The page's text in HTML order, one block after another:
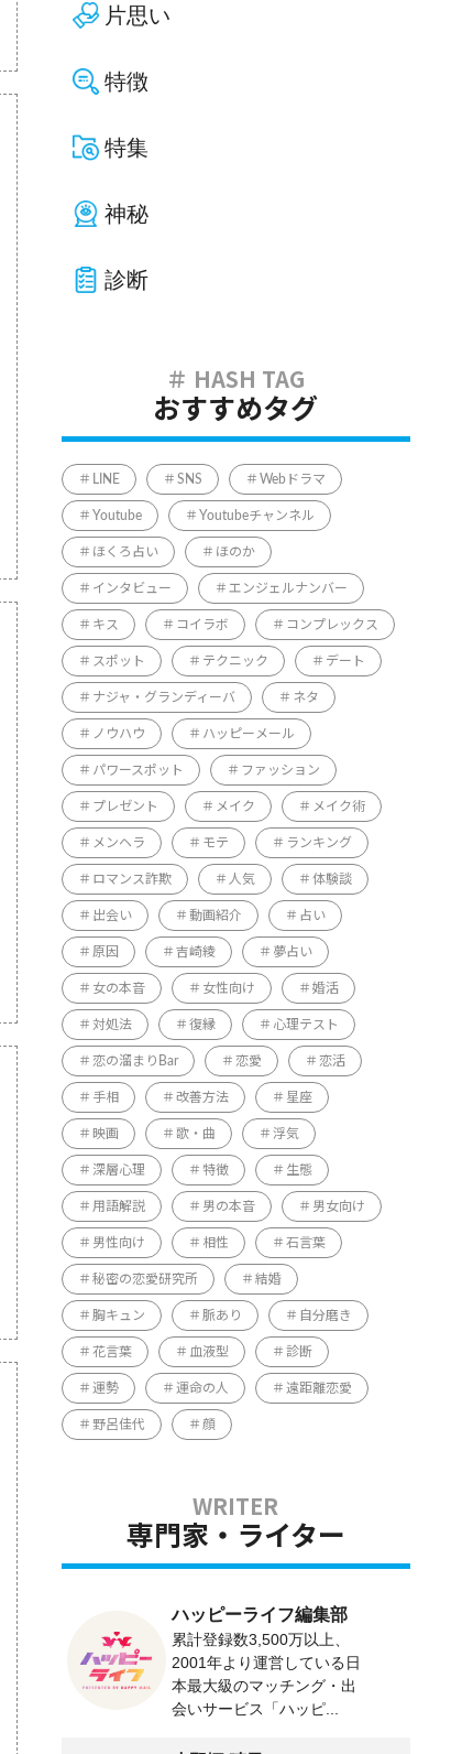
片思い
特徴
特集
神秘
診断
おすすめタグ
LINE SNS Webドラマ
Youtube Youtubeチャンネル
ほくろ占い ほのか
インタビュー エンジェルナンバー
キス コイラボ コンプレックス
スポット テクニック デート
ナジャ・グランディーバ ネタ
ノウハウ ハッピーメール
パワースポット ファッション
プレゼント メイク メイク術
メンヘラ モテ ランキング
ロマンス詐欺 人気 体験談
出会い 動画紹介 占い
原因 吉崎綾 夢占い
女の本音 女性向け 婚活
対処法 復縁 心理テスト
恋の溜まりBar 恋愛 恋活
手相 改善方法 星座
映画 歌・曲 浮気
深層心理 特徴 生態
用語解説 男の本音 男女向け
男性向け 相性 石言葉
秘密の恋愛研究所 結婚
胸キュン 脈あり 自分磨き
花言葉 血液型 診断
運勢 運命の人 遠距離恋愛
野呂佳代 顔
専門家・ライター
ハッピーライフ編集部
累計登録数3,500万以上、
2001年より運営している日
本最大級のマッチング・出
会いサービス「ハッピ...